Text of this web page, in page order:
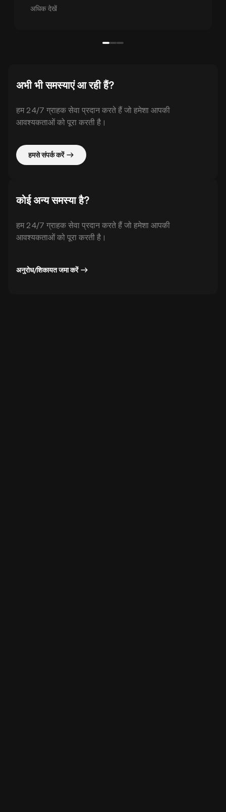
3.Internal Transfer
अधिक देखें
अभी भी समस्याएं आ रही हैं?
हम 24/7 ग्राहक सेवा प्रदान करते हैं जो हमेशा आपकी
आवश्यकताओं को पूरा करती है।
हमसे संपर्क करें
कोई अन्य समस्या है?
हम 24/7 ग्राहक सेवा प्रदान करते हैं जो हमेशा आपकी
आवश्यकताओं को पूरा करती है।
अनुरोध/शिकायत जमा करें